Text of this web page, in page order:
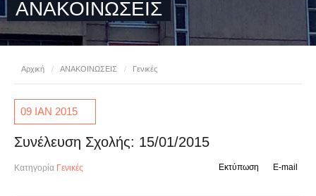
ΑΝΑΚΟΙΝΩΣΕΙΣ
Αρχική / ΑΝΑΚΟΙΝΩΣΕΙΣ / Γενικές
09 ΙΑΝ 2015
Συνέλευση Σχολής: 15/01/2015
Κατηγορία Γενικές E-mail
Εκτύπωση